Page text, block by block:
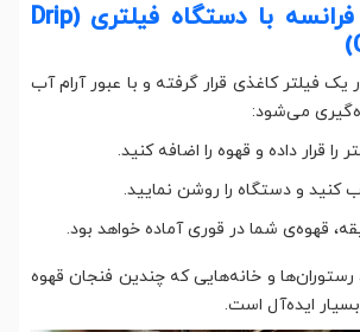
تهیه قهوه فرانسه با دستگاه فیلتری (Drip
فیلتر کاغذی قرار گرفته و با عبور آرام آب
می‌شود:
را قرار داده و قهوه را اضافه کنید.
کنید و دستگاه را روشن نمایید.
قهوه‌ی شما در قوری آماده خواهد بود.
رستوران‌ها و خانه‌هایی که چندین فنجان قهوه
ایده‌آل است.